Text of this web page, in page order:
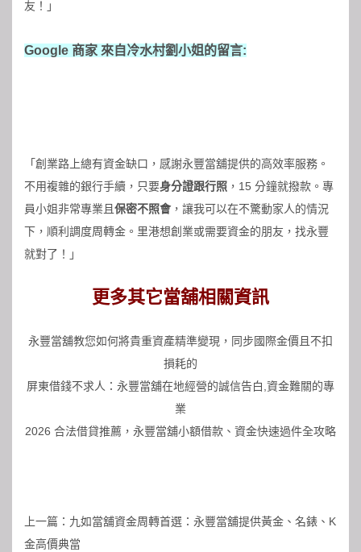
友！」
Google 商家 來自冷水村劉小姐的留言:
「創業路上總有資金缺口，感謝永豐當舖提供的高效率服務。
不用複雜的銀行手續，只要身分證跟行照 ，15 分鐘就撥款。專
員小姐非常專業且 保密不照會，讓我可以在不驚動家人的情況
下，順利調度周轉金。里港想創業或需要資金的朋友，找永豐
就對了！」
更多其它當舖相關資訊
永豐當舖教您如何將貴重資產精準變現，同步國際金價且不扣
損耗的
屏東借錢不求人：永豐當舖在地經營的誠信告白,資金難關的專
業
2026 合法借貸推薦，永豐當舖小額借款、資金快速過件全攻略
上一篇： 九如當舖資金周轉首選：永豐當舖提供黃金、名錶、K
金高價典當